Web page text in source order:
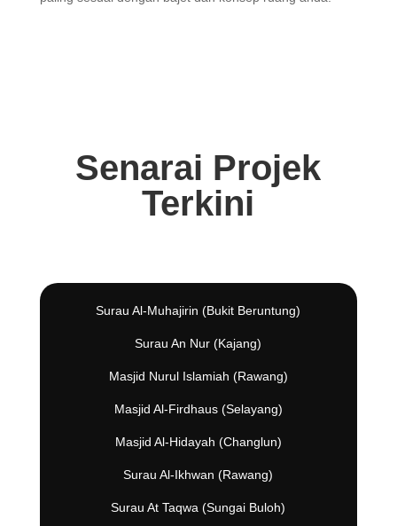
Senarai Projek
Terkini
Surau Al-Muhajirin (Bukit Beruntung)
Surau An Nur (Kajang)
Masjid Nurul Islamiah (Rawang)
Masjid Al-Firdhaus (Selayang)
Masjid Al-Hidayah (Changlun)
Surau Al-Ikhwan (Rawang)
Surau At Taqwa (Sungai Buloh)